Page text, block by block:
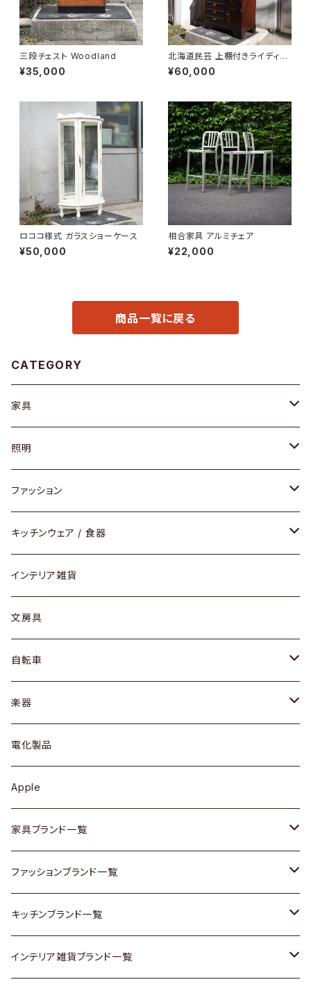
三段チェスト Woodland
¥35,000
北海道民芸 上棚付きライディン
グビューロー
¥60,000
ロココ様式 ガラスショーケース
¥50,000
相合家具 アルミチェア
¥22,000
商品一覧に戻る
CATEGORY
家具
ソファ / ベンチ
チェア / スツール
ダイニングセット / ダイニングテーブル
ローテーブル / サイドテーブル
デスク / コンソール
ドレッサー
シェルフ
キュリオケース / 飾り棚
カップボード / 食器棚
チェスト
その他家具
Vintageヴィンテージ / Antiqueアンティーク
Designers / デザイナーズ
照明
ペンダントライト
テーブルランプ / デスクスタンド
フロアライト
ファッション
アクセサリー
リング
ピアス / イヤリング
財布
バッグ
アウター
トップス
ワンピース
ボトムス
靴
スカーフ
腕時計
Vintage / ヴィンテージ
キッチンウェア / 食器
グラス / タンブラー
カップ / マグ
プレート / ボウル
カトラリー
ケトル / ティーポット
鍋 / フライパン
Vintage / ヴィンテージ
銀製品
和物 / 作家物
その他キッチン雑貨
インテリア雑貨
文房具
自転車
dahon
楽器
ギター
ベース
その他楽器
電化製品
Apple
家具ブランド一覧
ACME Furniture / アクメ ファニチャー
ACTUS / アクタス
arflex / アルフレックス
ファッションブランド一覧
agnes b / アニエス ベー
BALLY / バリー
キッチンブランド一覧
ARABIA / アラビア
インテリア雑貨ブランド一覧